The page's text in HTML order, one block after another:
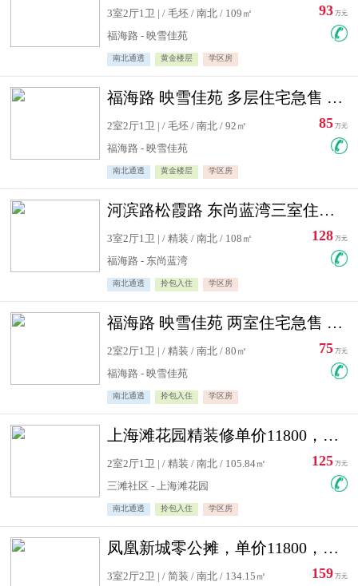
3室2厅1卫 | / 毛坯 / 南北 / 109㎡
福海路 - 映雪佳苑
南北通透 黄金楼层 学区房
93 万元
福海路 映雪佳苑 多层住宅急售 可公积金贷款
2室2厅1卫 | / 毛坯 / 南北 / 92㎡
福海路 - 映雪佳苑
南北通透 黄金楼层 学区房
85 万元
河滨路松霞路 东尚蓝湾三室住宅急售
3室2厅1卫 | / 精装 / 南北 / 108㎡
福海路 - 东尚蓝湾
南北通透 拎包入住 学区房
128 万元
福海路 映雪佳苑 两室住宅急售 可公积金贷款
2室2厅1卫 | / 精装 / 南北 / 80㎡
福海路 - 映雪佳苑
南北通透 拎包入住 学区房
75 万元
上海滩花园精装修单价11800，价格最低的两居室，无敌视野
2室2厅1卫 | / 精装 / 南北 / 105.84㎡
三滩社区 - 上海滩花园
南北通透 拎包入住 学区房
125 万元
凤凰新城零公摊，单价11800，白银楼层，一个车库另算
3室2厅2卫 | / 简装 / 南北 / 134.15㎡
159 万元